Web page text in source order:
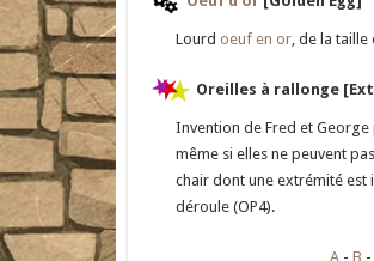
Lourd oeuf en or, de la taille
Oreilles à rallonge
Invention de Fred et
même si elles ne peuvent
chair dont une extrémité est
déroule (OP4).
A B